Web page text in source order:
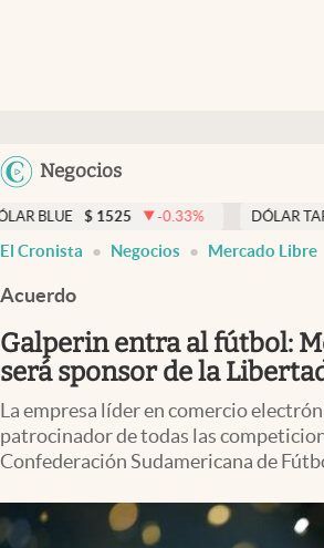
Negocios
Members
Economía y Política
Finanzas y Mercados
Mercados Online
Negocios
Columnistas
Otras secciones
Apertura
Infotechnology
1525 -0.33% DÓLAR TARJETA $
El Cronista Negocios Mercado Libre
Acuerdo
Galperin entra al fútbol:
será sponsor de la
La empresa líder en comercio
patrocinador de todas las
Confederación Sudamericana de